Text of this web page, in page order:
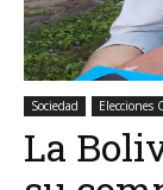
Sociedad Elecciones
La